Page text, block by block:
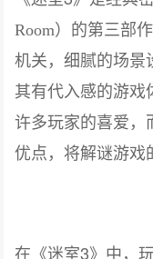
Room）的第三部作
机关，细腻的场景
其有代入感的游戏
许多玩家的喜爱，
优点，将解谜游戏
在《迷室3》 中，